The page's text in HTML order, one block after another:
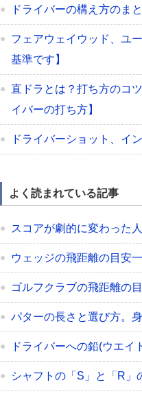
ドライバーの構え方のま
フェアウェイウッド、ユ
基準です】
直ドラとは？打ち方のコ
イバーの打ち方】
ドライバーショット、イ
よく読まれている記事
スコアが劇的に変わった
ウェッジの飛距離の目安
ゴルフクラブの飛距離の
パターの長さと選び方。
ドライバーへの鉛(ウエイ
シャフトの「S」と「R」